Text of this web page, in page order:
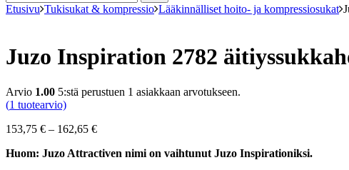
Etusivu Tukisukat & kompressio Lääkinnälliset hoito- ja kompressiosukat
Juzo Inspiration 2782
Arvio 1.00 5:stä perustuen 1 asiakkaan arvotukseen.
(1 tuotearvio)
153,75 € – 162,65 €Hintaluokka:
-
Huom: Juzo Attractiven nimi on vaihtunut Juzo Inspirationiksi.